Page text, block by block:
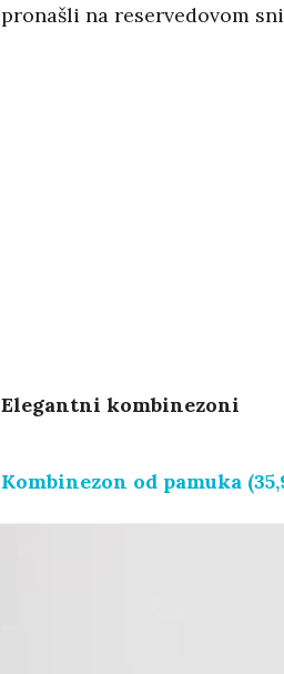
pronašli na reservedovom
Elegantni kombinezoni
Kombinezon od pamuka